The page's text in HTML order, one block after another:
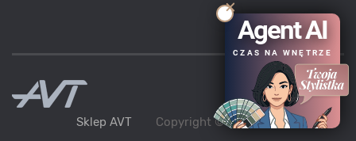
Sklep AVT Copyright ©AVT2021
Agent AI
CZAS NA WNĘTRZE